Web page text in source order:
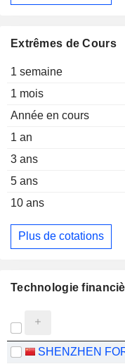
Extrêmes de Cours
1 semaine
1 mois
Année en cours
1 an
3 ans
5 ans
10 ans
Plus de cotations
Technologie